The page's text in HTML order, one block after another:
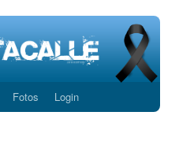
Fotos Login